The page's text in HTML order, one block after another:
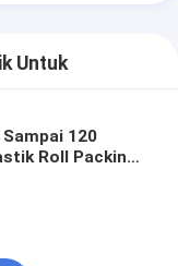
Untuk
120
Roll Packing